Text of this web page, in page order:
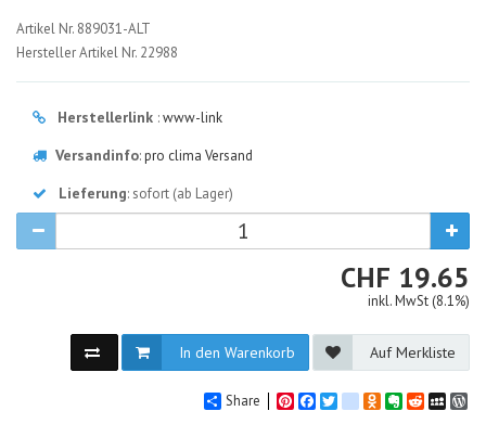
889031-
ALT
Artikel Nr. 889031-ALT
Hersteller Artikel Nr. 22988
Herstellerlink :www-link
Versandinfo:pro clima Versand
Lieferung: sofort (ab Lager)
CHF CHF
19.65
inkl. MwSt (8.1%)
In den Warenkorb Auf Merkliste
Share PinterestFacebook
Twittergoogle_bookmarks
Odnoklassniki
Evernote
Reddit